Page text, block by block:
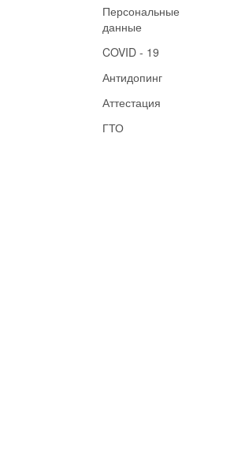
Персональные
данные
COVID - 19
Антидопинг
Аттестация
ГТО